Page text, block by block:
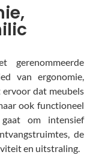
gerenommeerde
van ergonomie,
dat meubels
ook functioneel
om intensief
de
en uitstraling.